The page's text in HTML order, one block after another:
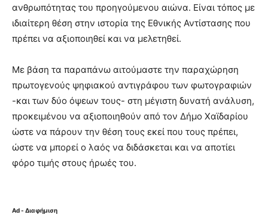
ανθρωπότητας του προηγούμενου αιώνα. Είναι τόπος με
ιδιαίτερη θέση στην ιστορία της Εθνικής Αντίστασης που
πρέπει να αξιοποιηθεί και να μελετηθεί.
Με βάση τα παραπάνω αιτούμαστε την παραχώρηση
πρωτογενούς ψηφιακού αντιγράφου των φωτογραφιών
-και των δύο όψεων τους- στη μέγιστη δυνατή ανάλυση,
προκειμένου να αξιοποιηθούν από τον Δήμο Χαϊδαρίου
ώστε να πάρουν την θέση τους εκεί που τους πρέπει,
ώστε να μπορεί ο λαός να διδάσκεται και να αποτίει
φόρο τιμής στους ήρωές του.
Ad - Διαφήμιση